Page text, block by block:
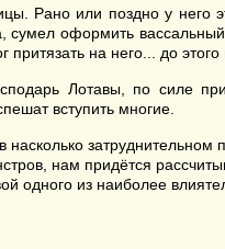
Рано или поздно у него
сумел оформить
на него... до этого
Лотавы, по силе
вступить многие.
нам придётся
одного из наиболее